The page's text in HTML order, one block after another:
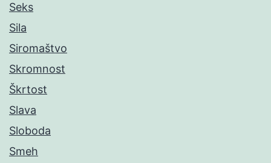
Seks
Sila
Siromaštvo
Skromnost
Škrtost
Slava
Sloboda
Smeh